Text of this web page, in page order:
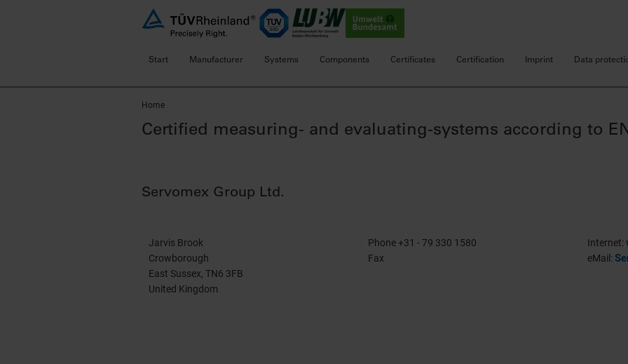
Start Manufacturer Systems Components Certificates Certification Imprint Data
Home
Certified measuring- and evaluating-systems according to
Servomex Group Ltd.
Jarvis Brook
Crowborough
East Sussex, TN6 3FB
United Kingdom
Phone +31 - 79 330 1580
Fax
Internet:
eMail: